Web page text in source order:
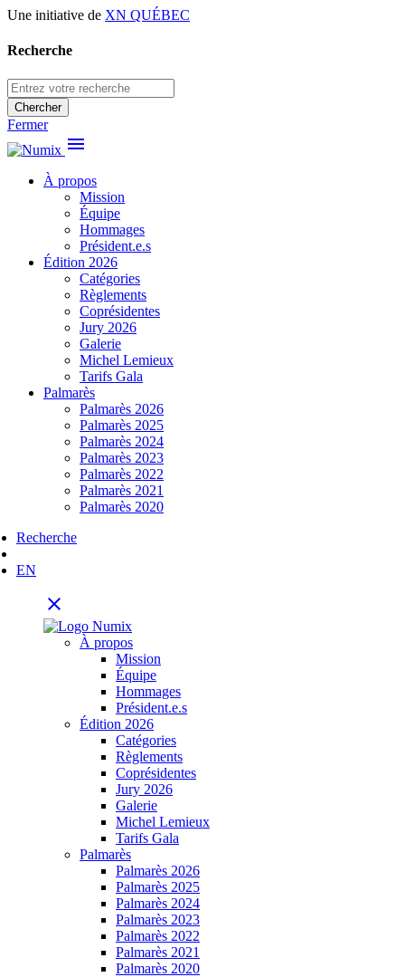
Une initiative de XN QUÉBEC
Recherche
Chercher
Fermer
menu
À propos
Mission
Équipe
Hommages
Président.e.s
Édition 2026
Catégories
Règlements
Coprésidentes
Jury 2026
Galerie
Michel Lemieux
Tarifs Gala
Palmarès
Palmarès 2026
Palmarès 2025
Palmarès 2024
Palmarès 2023
Palmarès 2022
Palmarès 2021
Palmarès 2020
Recherche
EN
close
À propos
Mission
Équipe
Hommages
Président.e.s
Édition 2026
Catégories
Règlements
Coprésidentes
Jury 2026
Galerie
Michel Lemieux
Tarifs Gala
Palmarès
Palmarès 2026
Palmarès 2025
Palmarès 2024
Palmarès 2023
Palmarès 2022
Palmarès 2021
Palmarès 2020